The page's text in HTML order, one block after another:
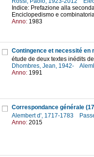
Indice: Prefazione alla
Enciclopedismo e
Anno: 1983
Contingence et necessité en
étude de deux textes inédits
Dhombres, Jean, 1942-
Anno: 1991
Correspondance générale
Alembert d', 1717-1783
Anno: 2015